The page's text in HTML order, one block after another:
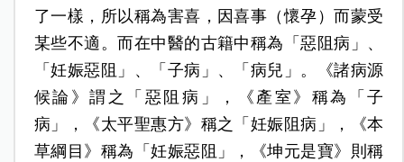
了一樣，所以稱為害喜，因喜事（懷孕）而蒙受
某些不適。而在中醫的古籍中稱為「惡阻病」、
「妊娠惡阻」、「子病」、「病兒」。《諸病源
候論》謂之「惡阻病」，《產室》稱為「子
病」，《太平聖惠方》稱之「妊娠阻病」，《本
草綱目》稱為「妊娠惡阻」，《坤元是寶》則稱